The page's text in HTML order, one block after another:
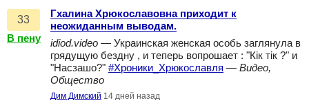
33
В пену
Гхалина Хрюкославовна приходит к
неожиданным выводам.
idiod.video — Украинская женская особь заглянула в
грядущую бездну , и теперь вопрошает : "Кiк тiк ?" и
"Насзашо?" #Хроники_Хрюкославля — Видео,
Общество
Дим Димский 14 дней назад